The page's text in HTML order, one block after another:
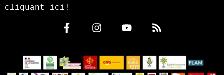
cliquant ici!